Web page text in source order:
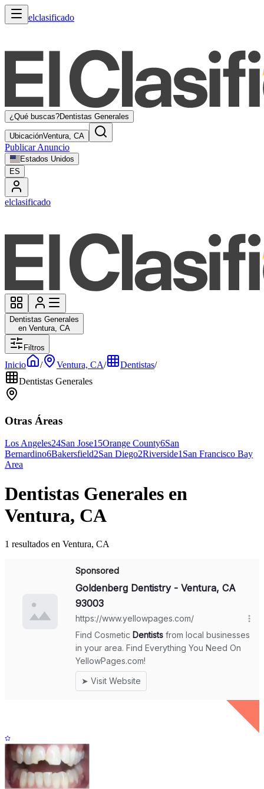
elclasificado
¿Qué buscas?Dentistas Generales
UbicaciónVentura, CA
Publicar Anuncio
Estados Unidos
ES
elclasificado
Dentistas Generales
en Ventura, CA
Filtros
Inicio / Ventura, CA/ Dentistas/
Dentistas Generales
Otras Áreas
Los Angeles24San Jose15Orange County6San
Bernardino6Bakersfield2San Diego2Riverside1San Francisco Bay
Area
Dentistas Generales en
Ventura, CA
1 resultados en Ventura, CA